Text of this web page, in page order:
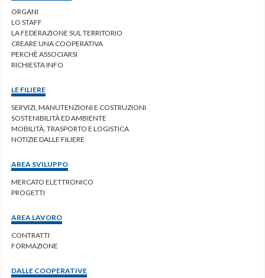
ORGANI
LO STAFF
LA FEDERAZIONE SUL TERRITORIO
CREARE UNA COOPERATIVA
PERCHÈ ASSOCIARSI
RICHIESTA INFO
LE FILIERE
SERVIZI, MANUTENZIONI E COSTRUZIONI
SOSTENIBILITÀ ED AMBIENTE
MOBILITÀ, TRASPORTO E LOGISTICA
NOTIZIE DALLE FILIERE
AREA SVILUPPO
MERCATO ELETTRONICO
PROGETTI
AREA LAVORO
CONTRATTI
FORMAZIONE
DALLE COOPERATIVE